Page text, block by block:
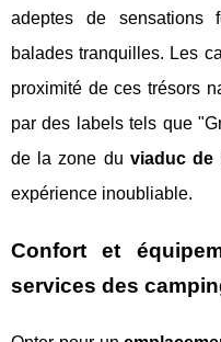
adeptes de sensations
balades tranquilles. Les
proximité de ces trésors
par des labels tels que
de la zone du viaduc de
expérience inoubliable.
Confort et
services des